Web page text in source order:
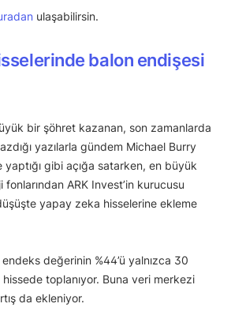
ulaşabilirsin.
balon endişesi
bir şöhret kazanan, son zamanlarda
yazılarla gündem Michael Burry
yaptığı gibi açığa satarken, en büyük
ARK Invest’in kurucusu
yapay zeka hisselerine ekleme
değerinin %44’ü yalnızca 30
toplanıyor. Buna veri merkezi
da ekleniyor.